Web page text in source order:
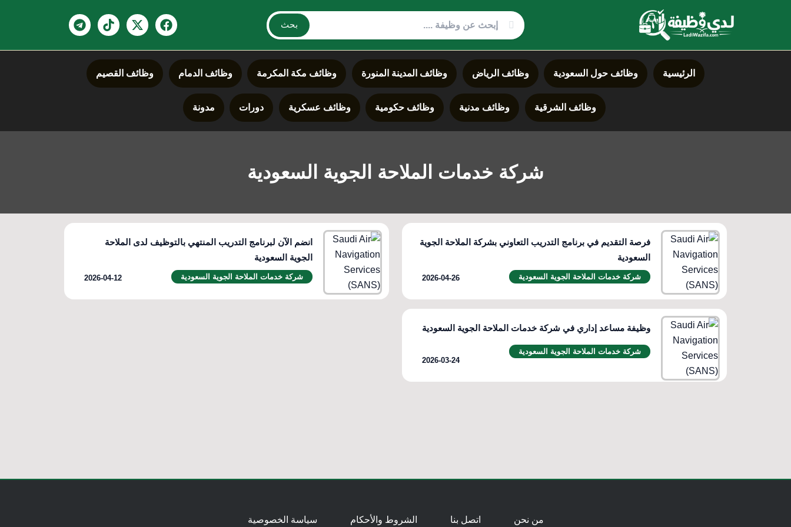
بحث
الرئيسية وظائف حول السعودية وظائف الرياض وظائف المدينة المنورة وظائف مكة المكرمة وظائف الدمام وظائف القصيم
وظائف الشرقية وظائف مدنية وظائف حكومية وظائف عسكرية دورات مدونة
شركة خدمات الملاحة الجوية السعودية
فرصة التقديم في برنامج التدريب التعاوني بشركة الملاحة الجوية
السعودية
شركة خدمات الملاحة الجوية السعودية 2026-04-26
انضم الآن لبرنامج التدريب المنتهي بالتوظيف لدى الملاحة
الجوية السعودية
شركة خدمات الملاحة الجوية السعودية 2026-04-12
وظيفة مساعد إداري في شركة خدمات الملاحة الجوية السعودية
شركة خدمات الملاحة الجوية السعودية
2026-03-24
من نحن اتصل بنا الشروط والأحكام سياسة الخصوصية